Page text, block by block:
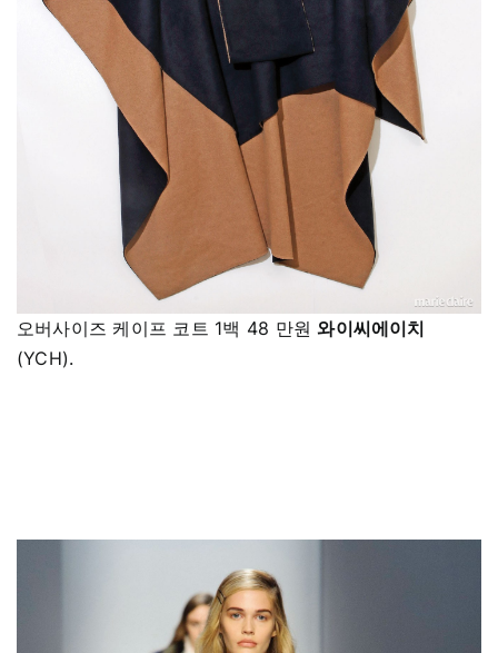
오버사이즈 케이프 코트 1백 48 만원와이씨에이치
(YCH).